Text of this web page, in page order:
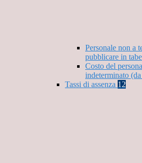
Personale non a
pubblicare in
Costo del
indeterminato
Tassi di assenza 12